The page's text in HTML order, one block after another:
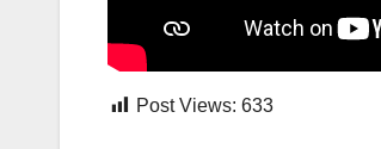
Post Views: 633